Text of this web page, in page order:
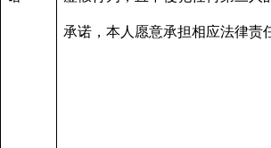
承诺，本人愿意承担相应法律责